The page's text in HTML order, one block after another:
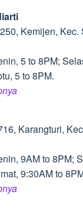
Kemijen,
5 to 8PM;
5 to 8PM.
Karangturi,
9AM to 8PM;
9:30AM to